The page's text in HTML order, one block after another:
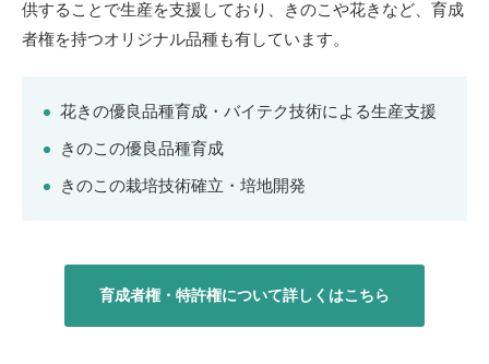
供することで生産を支援しており、きのこや花きなど、育成
者権を持つオリジナル品種も有しています。
花きの優良品種育成・バイテク技術による生産支援
きのこの優良品種育成
きのこの栽培技術確立・培地開発
育成者権・特許権について詳しくはこちら